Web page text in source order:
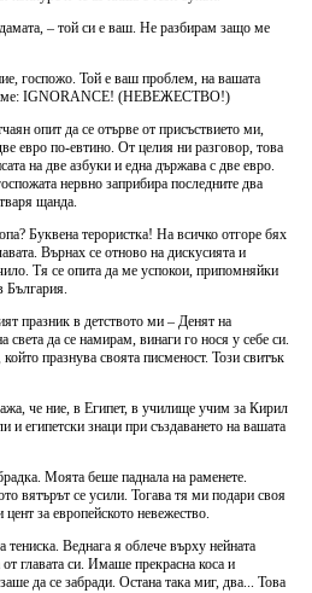
– той си е ваш. Не разбирам защо ме
госпожо. Той е ваш проблем, на вашата
име: IGNORANCE! (НЕВЕЖЕСТВО!)
опит да се отърве от присъствието ми,
евро по-евтино. От целия ни разговор, това
на две азбуки и една държава с две евро.
нервно заприбира последните два
щанда.
Буквена терористка! На всичко отгоре бях
Върнах се отново на дискусията и
Тя се опита да ме успокои, припомняйки
България.
празник в детството ми – Денят на
света да се намирам, винаги го нося у себе си.
празнува своята писменост. Този свитък
че ние, в Египет, в училище учим за Кирил
и египетски знаци при създаването на вашата
Моята беше паднала на раменете.
вятърът се усили. Тогава тя ми подари своя
за европейското невежество.
Веднага я облече върху нейната
главата си. Имаше прекрасна коса и
да се забради. Остана така миг, два... Това